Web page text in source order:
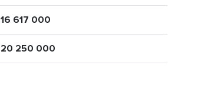
16 617 000
20 250 000